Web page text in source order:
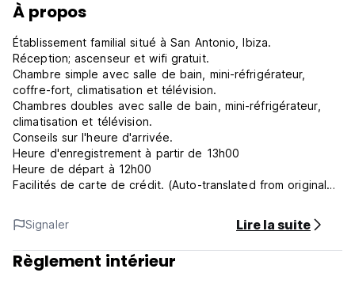
À propos
Établissement familial situé à San Antonio, Ibiza.
Réception; ascenseur et wifi gratuit.
Chambre simple avec salle de bain, mini-réfrigérateur,
coffre-fort, climatisation et télévision.
Chambres doubles avec salle de bain, mini-réfrigérateur,
climatisation et télévision.
Conseils sur l'heure d'arrivée.
Heure d'enregistrement à partir de 13h00
Heure de départ à 12h00
Facilités de carte de crédit. (Auto-translated from original
Signaler
Lire la suite
Règlement intérieur